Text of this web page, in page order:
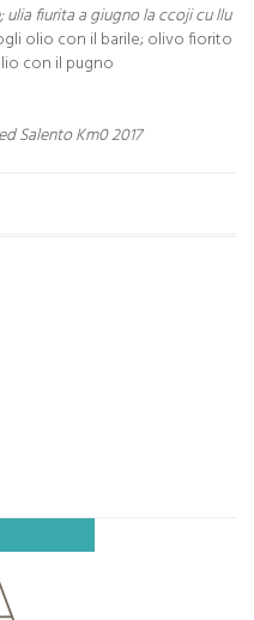
ulia fiurita a giugno la ccoji cu llu
olio con il barile; olivo fiorito
con il pugno
Salento Km0 2017